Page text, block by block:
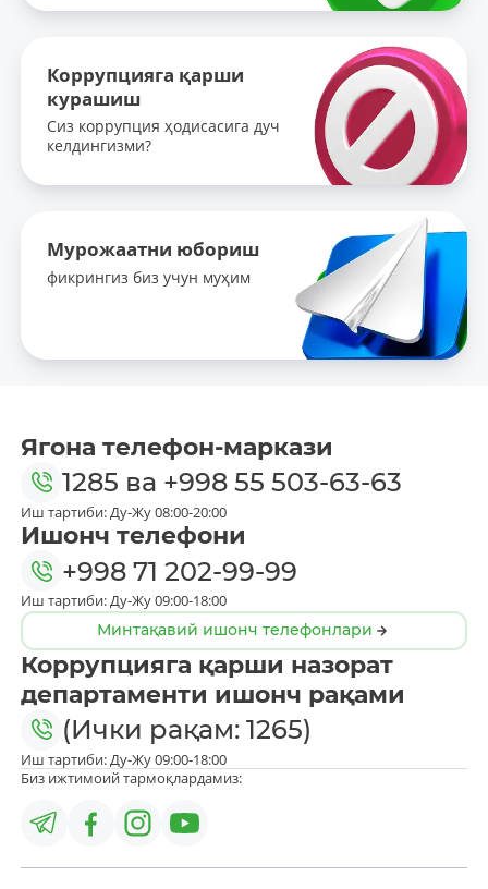
Коррупцияга қарши
курашиш
Сиз коррупция ҳодисасига дуч
келдингизми?
Мурожаатни юбориш
фикрингиз биз учун муҳим
Ягона телефон-маркази
1285 ва +998 55 503-63-63
Иш тартиби: Ду-Жу 08:00-20:00
Ишонч телефони
+998 71 202-99-99
Иш тартиби: Ду-Жу 09:00-18:00
Минтақавий ишонч телефонлари
Коррупцияга қарши назорат
департаменти ишонч рақами
(Ички рақам: 1265)
Иш тартиби: Ду-Жу 09:00-18:00
Биз ижтимоий тармоқлардамиз: